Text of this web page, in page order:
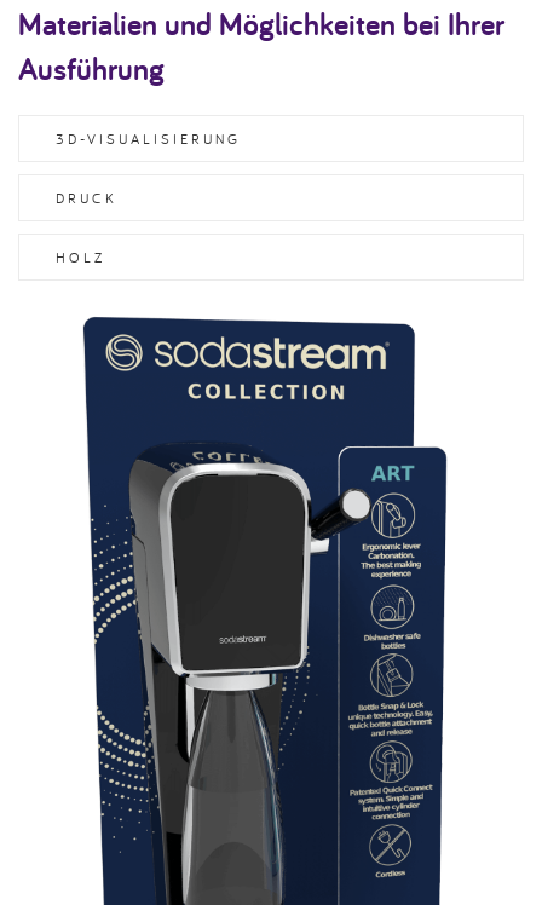
Materialien und Möglichkeiten bei Ihrer
Ausführung
3D-VISUALISIERUNG
DRUCK
HOLZ